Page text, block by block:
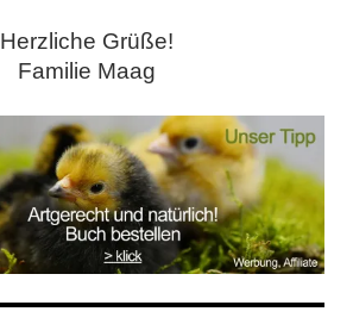
Herzliche Grüße!
Familie Maag